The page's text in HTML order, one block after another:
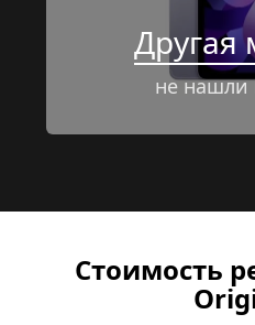
Другая
не нашли
Стоимость